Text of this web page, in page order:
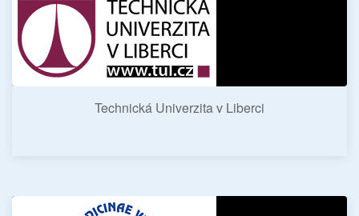
Technická Univerzita v Liberci